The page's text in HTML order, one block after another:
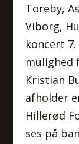
Toreby,
Viborg,
koncert
mulighed
Kristian
afholder
Hillerød
ses på